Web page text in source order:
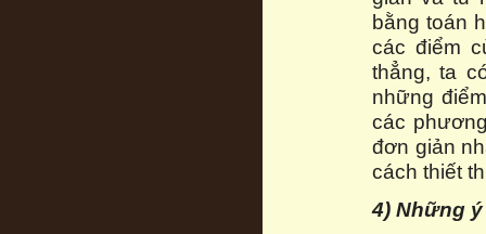
bằng toán
các điểm
thẳng, ta
những
các
đơn giản
cách thiết
4) Những